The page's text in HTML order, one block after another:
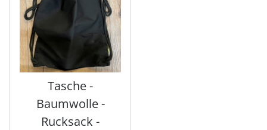
Tasche -
Baumwolle -
Rucksack -